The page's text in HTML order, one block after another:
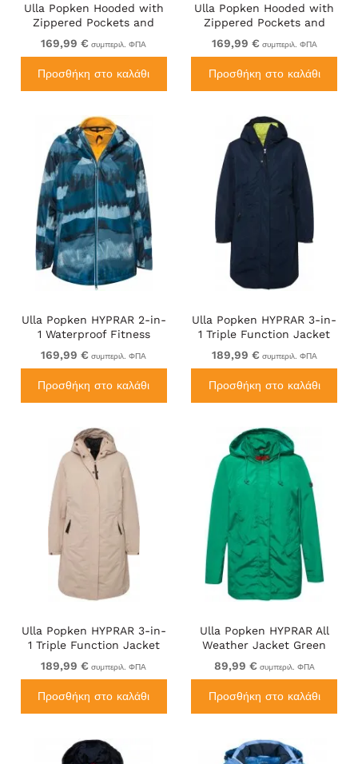
Ulla Popken Hooded with
Zippered Pockets and
Zippered Side Slits
Jacket Mocha
169,99 € συμπεριλ. ΦΠΑ
Προσθήκη στο καλάθι
Ulla Popken Hooded with
Zippered Pockets and
Zippered Side Slits
Jacket Navy
169,99 € συμπεριλ. ΦΠΑ
Προσθήκη στο καλάθι
Ulla Popken HYPRAR 2-in-
1 Waterproof Fitness
Jacket Ink Blue
169,99 € συμπεριλ. ΦΠΑ
Προσθήκη στο καλάθι
Ulla Popken HYPRAR 3-in-
1 Triple Function Jacket
Navy
189,99 € συμπεριλ. ΦΠΑ
Προσθήκη στο καλάθι
Ulla Popken HYPRAR 3-in-
1 Triple Function Jacket
Pebble
189,99 € συμπεριλ. ΦΠΑ
Προσθήκη στο καλάθι
Ulla Popken HYPRAR All
Weather Jacket Green
Emerald
89,99 € συμπεριλ. ΦΠΑ
Προσθήκη στο καλάθι